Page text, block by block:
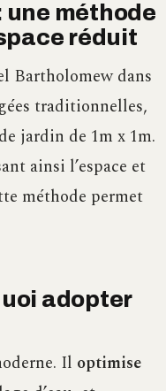
une méthode
réduit
Bartholomew dans
traditionnelles,
jardin de 1m x 1m.
ainsi l’espace et
méthode permet
adopter
Il optimise